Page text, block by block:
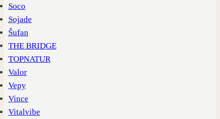
Soco
Sojade
Šufan
THE BRIDGE
TOPNATUR
Valor
Vepy
Vince
Vitalvibe